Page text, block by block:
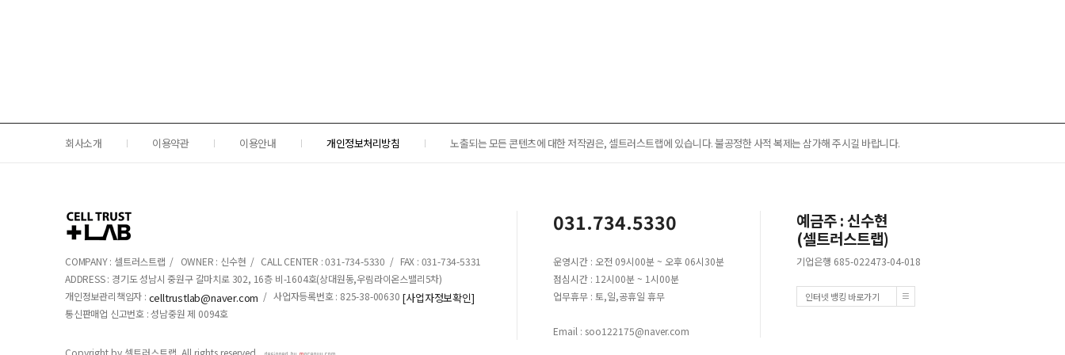
회사소개 이용약관 이용안내 개인정보처리방침 노출되는 모든 콘텐츠에 대한 저작권은, 셀트러스트랩에 있습니다. 불공정한 사적 복제는 삼가해 주시길 바랍니다.
COMPANY : 셀트러스트랩 / OWNER : 신수현 / CALL CENTER : 031-734-5330 / FAX : 031-734-5331
ADDRESS : 경기도 성남시 중원구 갈마치로 302, 16층 비-1604호(상대원동,우림라이온스밸리5차)
개인정보관리책임자 : celltrustlab@naver.com / 사업자등록번호 : 825-38-00630 [사업자정보확인]
통신판매업 신고번호 : 성남중원 제 0094호
Copyright by 셀트러스트랩. All rights reserved
031.734.5330
운영시간 : 오전 09시00분 ~ 오후 06시30분
점심시간 : 12시00분 ~ 1시00분
업무휴무 : 토,일,공휴일 휴무
Email : soo122175@naver.com
예금주 : 신수현
(셀트러스트랩)
기업은행 685-022473-04-018
인터넷 뱅킹 바로가기